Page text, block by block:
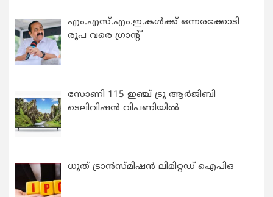
എം.എസ്.എം.ഇ.കൾക്ക് ഒന്നരക്കോടി
രൂപ വരെ ഗ്രാന്റ്
സോണി 115 ഇഞ്ച് ട്രൂ ആർജിബി
ടെലിവിഷൻ വിപണിയിൽ
ധൂത് ട്രാൻസ്മിഷൻ ലിമിറ്റഡ് ഐപിഒ